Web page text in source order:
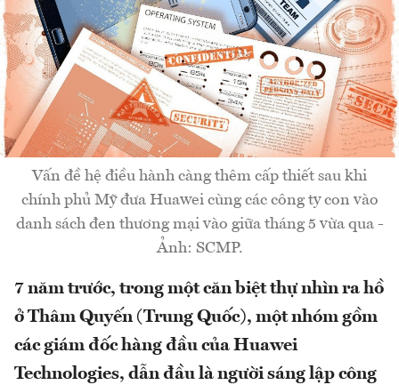
Vấn đề hệ điều hành càng thêm cấp thiết sau khi
chính phủ Mỹ đưa Huawei cùng các công ty con vào
danh sách đen thương mại vào giữa tháng 5 vừa qua -
Ảnh: SCMP.
7 năm trước, trong một căn biệt thự nhìn ra hồ
ở Thâm Quyến (Trung Quốc), một nhóm gồm
các giám đốc hàng đầu của Huawei
Technologies, dẫn đầu là người sáng lập công